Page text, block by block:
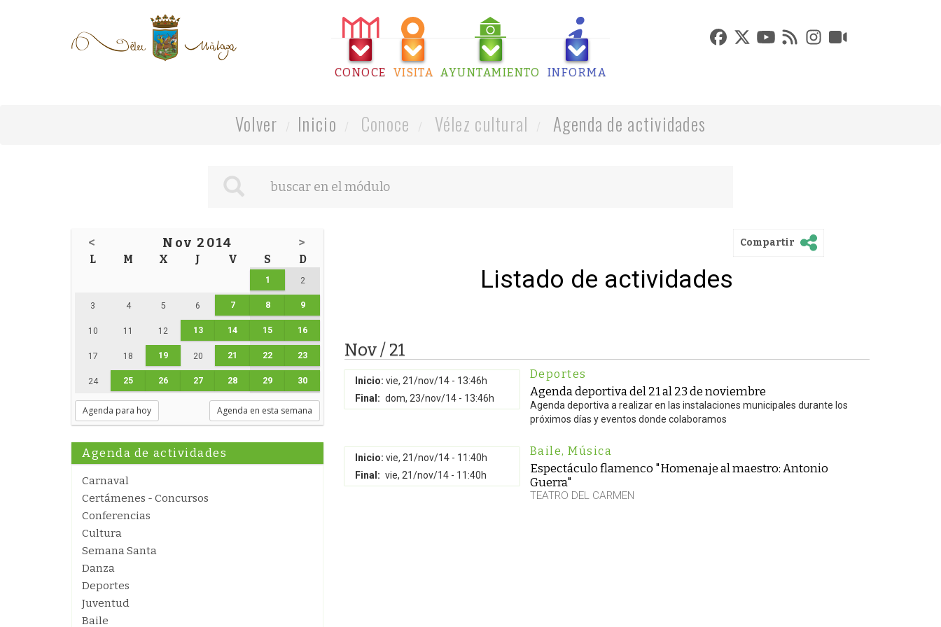
CONOCE VISITA AYUNTAMIENTO INFORMA
Volver Inicio Conoce Vélez cultural Agenda de actividades
< Nov 2014 >
L M X J V S D
1 2
3 4 5 6 7 8 9
10 11 12 13 14 15 16
17 18 19 20 21 22 23
24 25 26 27 28 29 30
Agenda para hoy Agenda en esta semana
Agenda de actividades
Carnaval
Certámenes - Concursos
Conferencias
Cultura
Semana Santa
Danza
Deportes
Juventud
Baile
Compartir
Listado de actividades
Nov / 21
Inicio: vie, 21/nov/14 - 13:46h
Final: dom, 23/nov/14 - 13:46h
Deportes
Agenda deportiva del 21 al 23 de noviembre
Agenda deportiva a realizar en las instalaciones municipales durante los
próximos días y eventos donde colaboramos
Inicio: vie, 21/nov/14 - 11:40h
Final: vie, 21/nov/14 - 11:40h
Baile, Música
Espectáculo flamenco "Homenaje al maestro: Antonio
Guerra"
TEATRO DEL CARMEN